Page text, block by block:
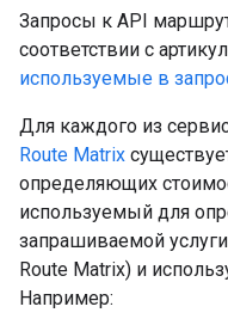
Запросы к API
соответствии с
используемые в
Для каждого из
Route Matrix
определяющих
используемый для
запрашиваемой
Route Matrix) и
Например: